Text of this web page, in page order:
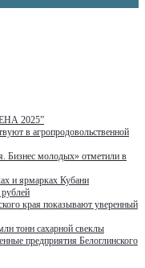
2025”
в агропродовольственной
Бизнес молодых» отметили в
и ярмарках Кубани
края показывают уверенный
тонн сахарной свеклы
предприятия Белоглинского